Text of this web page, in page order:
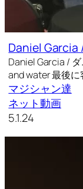
Daniel Garcia
Daniel Garcia /
and water 最後
マジシャン達
ネット動画
5.1.24